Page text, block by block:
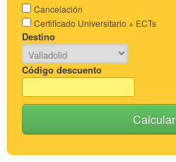
Cancelación
Certificado Universitario + ECTs
Destino
Código descuento
Calcular